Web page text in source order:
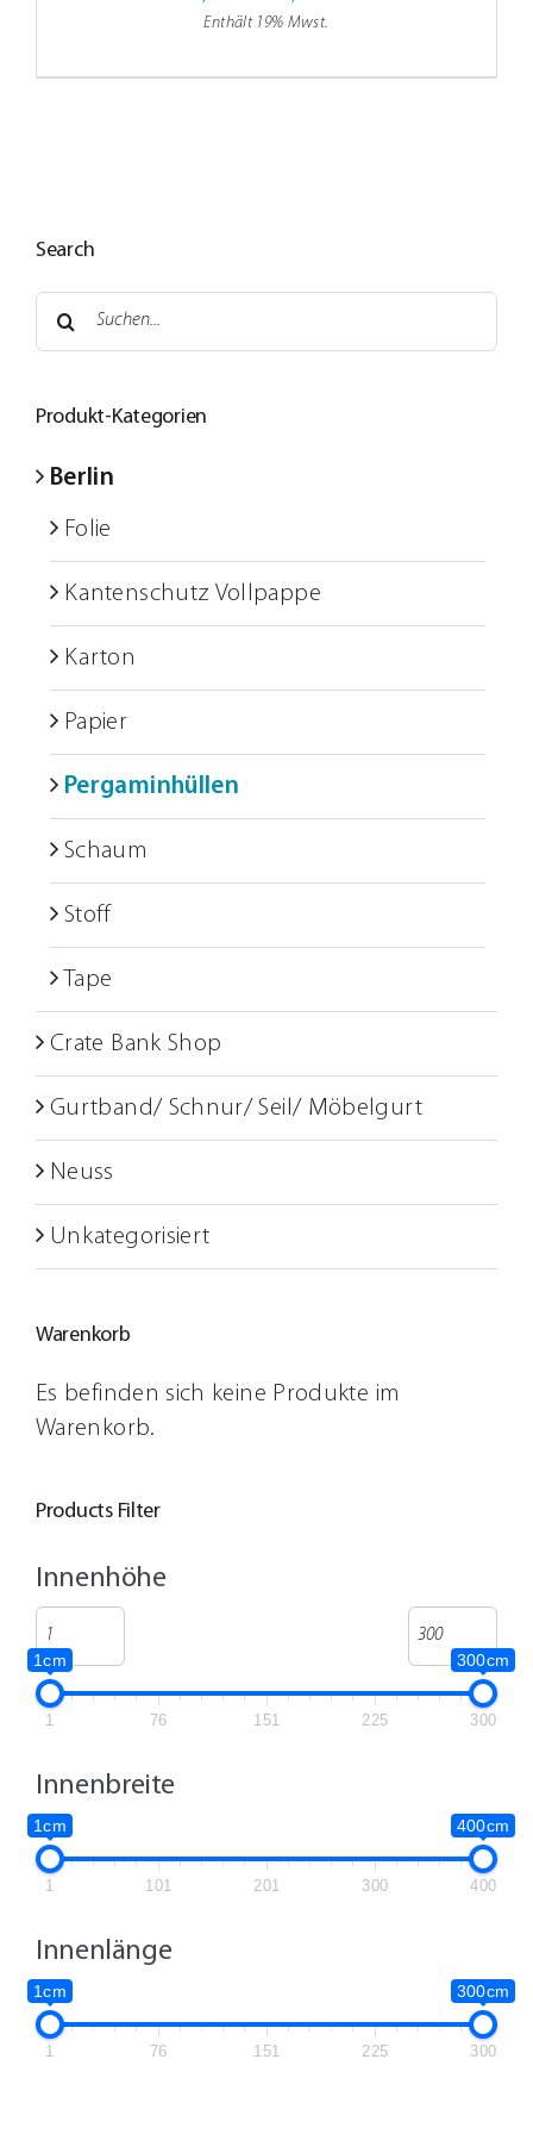
bis
Enthält 19% Mwst.
Search
Suche
nach:
Produkt-Kategorien
Berlin
Folie
Kantenschutz Vollpappe
Karton
Papier
Pergaminhüllen
Schaum
Stoff
Tape
Crate Bank Shop
Gurtband/ Schnur/ Seil/ Möbelgurt
Neuss
Unkategorisiert
Warenkorb
Es befinden sich keine Produkte im
Warenkorb.
Products Filter
Innenhöhe
1cm 300cm
1 76 151 225 300
Innenbreite
1cm 400cm
1 101 201 300 400
Innenlänge
1cm 300cm
1 76 151 225 300